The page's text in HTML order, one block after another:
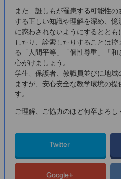
また、誰しもが罹患する可能性
する正しい知識や理解を深め、
に惑わされないようにするととも
したり、詮索したりすることは
る「人間平等」「個性尊重」「
心がけましょう。
学生、保護者、教職員並びに地域
ますが、安心安全な教学環境の提
す。
ご理解、ご協力のほど何卒よろし
Twitter
Google+